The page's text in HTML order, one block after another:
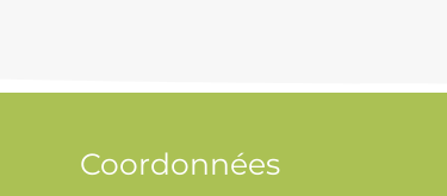
Coordonnées